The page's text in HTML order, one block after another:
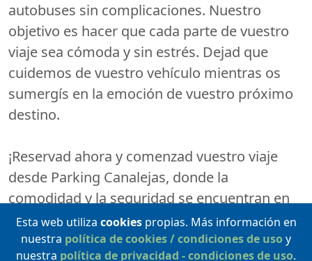
autobuses sin complicaciones. Nuestro
objetivo es hacer que cada parte de vuestro
viaje sea cómoda y sin estrés. Dejad que
cuidemos de vuestro vehículo mientras os
sumergís en la emoción de vuestro próximo
destino.
¡Reservad ahora y comenzad vuestro viaje
desde Parking Canalejas, donde la
comodidad y la seguridad se encuentran en
cada plaza de aparcamiento! ¡Bon voyage!
Esta web utiliza cookiespropias. Más información en
nuestra política de cookies / condiciones de uso y
nuestra política de privacidad - condiciones de uso.